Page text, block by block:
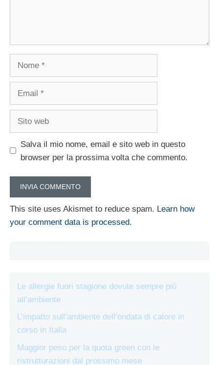
Salva il mio nome, email e sito web in questo
browser per la prossima volta che commento.
This site uses Akismet to reduce spam. Learn how
your comment data is processed.
Le allergie fuori stagione dovute sempre più
all’ambiente
L’impatto sull’ambiente dell’ondata di calore in
corso in Italia
Maggior peso per la quota green con le
ristrutturazioni dal prossimo mese